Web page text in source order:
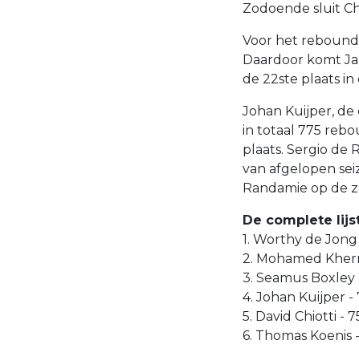
Zodoende sluit
Voor het
Daardoor komt
de 22ste plaats
Johan Kuijper,
in totaal 775
plaats. Sergio de
van afgelopen
Randamie op de
De complete
1. Worthy de Jong
2. Mohamed
3. Seamus Boxley
4. Johan Kuijper -
5. David Chiotti -
6. Thomas Koenis